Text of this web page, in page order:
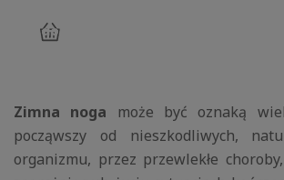
do
koszyka
Zimna noga może być oznaką
począwszy od nieszkodliwych,
organizmu, przez przewlekłe